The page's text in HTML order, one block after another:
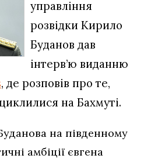
управління
розвідки Кирило
Буданов дав
інтерв’ю виданню
, де розповів про те,
на Бахмуті.
на південному
амбіції євгена